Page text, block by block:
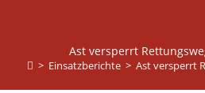
Ast versperrt
> Einsatzberichte > Ast versperrt